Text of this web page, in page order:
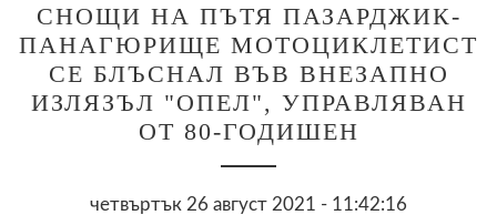
СНОЩИ НА ПЪТЯ ПАЗАРДЖИК-
ПАНАГЮРИЩЕ МОТОЦИКЛЕТИСТ
СЕ БЛЪСНАЛ ВЪВ ВНЕЗАПНО
ИЗЛЯЗЪЛ "ОПЕЛ", УПРАВЛЯВАН
ОТ 80-ГОДИШЕН
четвъртък 26 август 2021 - 11:42:16